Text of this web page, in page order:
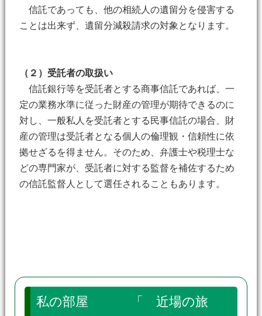
信託であっても、他の相続人の遺留分を侵害する
ことは出来ず、遺留分減殺請求の対象となります。
（２）受託者の取扱い
信託銀行等を受託者とする商事信託であれば、一
定の業務水準に従った財産の管理が期待できるのに
対し、一般私人を受託者とする民事信託の場合、財
産の管理は受託者となる個人の倫理観・信頼性に依
拠せざるを得ません。そのため、弁護士や税理士な
どの専門家が、受託者に対する監督を補佐するため
の信託監督人として選任されることもあります。
私の部屋 「 近場の旅